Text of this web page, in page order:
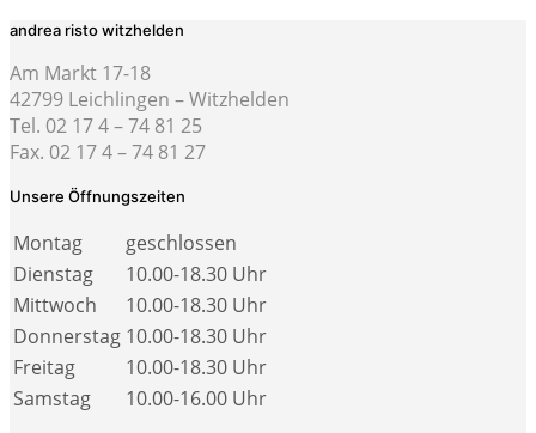
andrea risto witzhelden
Am Markt 17-18
42799 Leichlingen – Witzhelden
Tel. 02 17 4 – 74 81 25
Fax. 02 17 4 – 74 81 27
Unsere Öffnungszeiten
Montag
geschlossen
Dienstag
10.00-18.30 Uhr
Mittwoch
10.00-18.30 Uhr
Donnerstag 10.00-18.30 Uhr
Freitag
10.00-18.30 Uhr
Samstag
10.00-16.00 Uhr